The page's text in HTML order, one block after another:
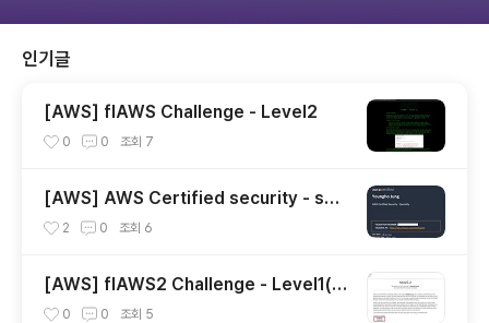
인기글
[AWS] flAWS Challenge - Level2
0 0 조회 7
[AWS] AWS Certified security - spe
cialty 자격증 후기(2023.07.09)
2 0 조회 6
[AWS] flAWS2 Challenge - Level1(A
ttacker)
0 0 조회 5